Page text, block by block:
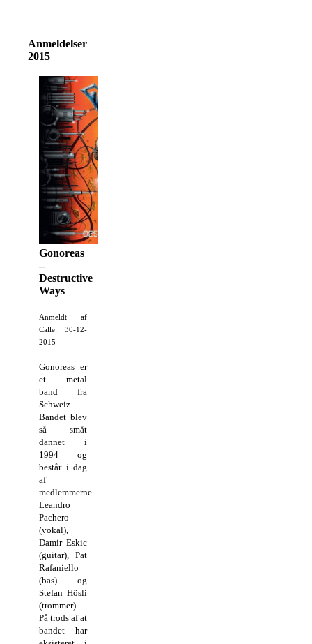
Anmeldelser
2015
Gonoreas
–
Destructive
Ways
Anmeldt af
Calle: 30-12-
2015
Gonoreas er
et metal
band fra
Schweiz.
Bandet blev
så småt
dannet i
1994 og
består i dag
af
medlemmerne
Leandro
Pachero
(vokal),
Damir Eskic
(guitar), Pat
Rafaniello
(bas) og
Stefan Hösli
(trommer).
På trods af at
bandet har